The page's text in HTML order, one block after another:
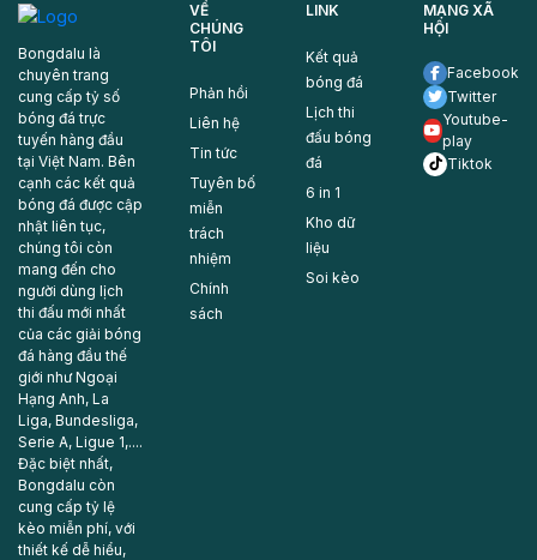
Bongdalu là
chuyên trang
cung cấp tỷ số
bóng đá trực
tuyến hàng đầu
tại Việt Nam. Bên
cạnh các kết quả
bóng đá được cập
nhật liên tục,
chúng tôi còn
mang đến cho
người dùng lịch
thi đấu mới nhất
của các giải bóng
đá hàng đầu thế
giới như Ngoại
Hạng Anh, La
Liga, Bundesliga,
Serie A, Ligue 1,....
Đặc biệt nhất,
Bongdalu còn
cung cấp tỷ lệ
kèo miễn phí, với
thiết kế dễ hiểu,
VỀ
CHÚNG
TÔI
Phản hồi
Liên hệ
Tin tức
Tuyên bố
miễn
trách
nhiệm
Chính
sách
LINK
Kết quả
bóng đá
Lịch thi
đấu bóng
đá
6 in 1
Kho dữ
liệu
Soi kèo
MẠNG XÃ
HỘI
Facebook
Twitter
Youtube-
play
Tiktok